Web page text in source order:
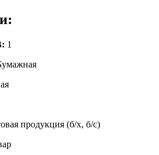
1
продукция (б/х, б/с)